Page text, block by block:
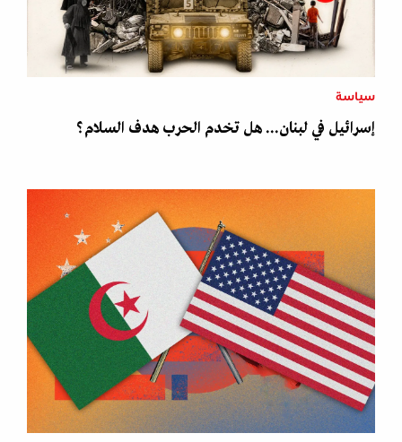
سياسة
إسرائيل في لبنان... هل تخدم الحرب هدف السلام؟